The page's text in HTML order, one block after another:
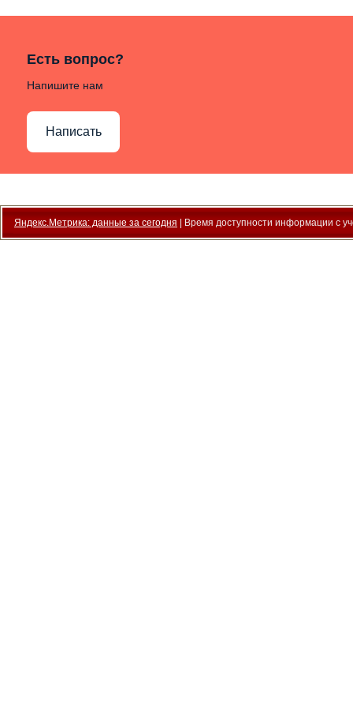
Есть вопрос?
Напишите нам
Написать
Яндекс.Метрика: данные за сегодня | Время доступности информации с